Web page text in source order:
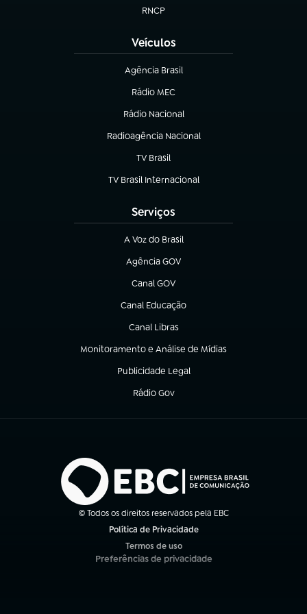
RNCP
(abre em nova aba)
Veículos
Agência Brasil
(abre em nova aba)
Rádio MEC
(abre em nova aba)
Rádio Nacional
Radioagência Nacional
(abre em nova aba)
TV Brasil
(abre em nova aba)
TV Brasil Internacional
(abre em nova aba)
Serviços
A Voz do Brasil
(abre em nova aba)
Agência GOV
(abre em nova aba)
Canal GOV
(abre em nova aba)
Canal Educação
(abre em nova aba)
Canal Libras
(abre em nova aba)
Monitoramento e Análise de Mídias
(abre em nova aba)
Publicidade Legal
(abre em nova aba)
Rádio Gov
(abre em nova aba)
© Todos os direitos reservados pela EBC
Política de Privacidade
Termos de uso
(abre em nova aba)
Preferências de privacidade